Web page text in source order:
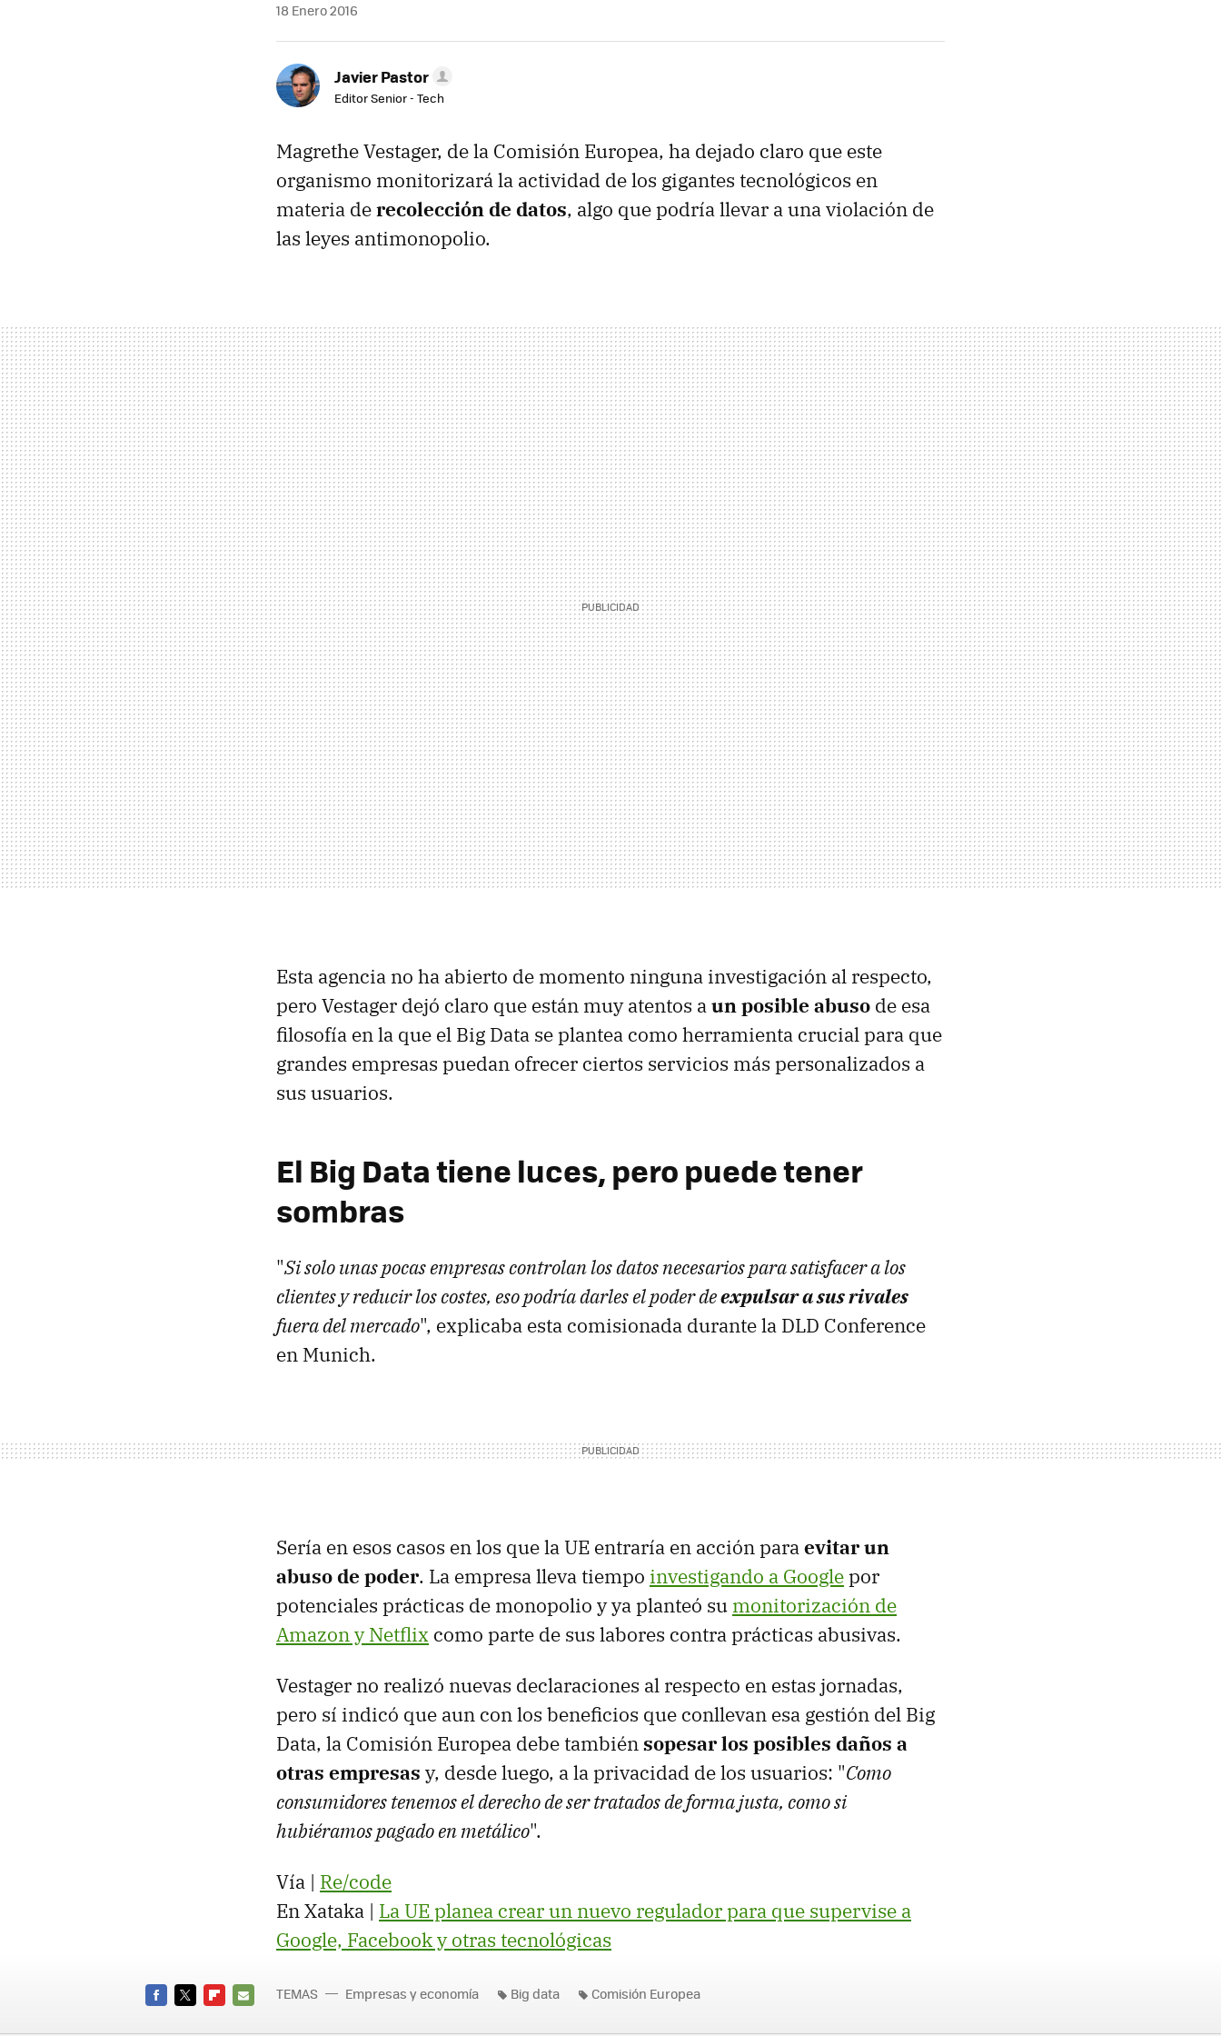
18 Enero 2016
Javier Pastor
Editor Senior - Tech
Magrethe Vestager, de la Comisión Europea, ha dejado claro que este
organismo monitorizará la actividad de los gigantes tecnológicos en
materia derecolección de datos, algo que podría llevar a una violación de
las leyes antimonopolio.
Esta agencia no ha abierto de momento ninguna investigación al respecto,
pero Vestager dejó claro que están muy atentos aun posible abuso de esa
filosofía en la que el Big Data se plantea como herramienta crucial para que
grandes empresas puedan ofrecer ciertos servicios más personalizados a
sus usuarios.
El Big Data tiene luces, pero puede tener
sombras
"Si solo unas pocas empresas controlan los datos necesarios para satisfacer a los
clientes y reducir los costes, eso podría darles el poder deexpulsar a sus rivales
fuera del mercado", explicaba esta comisionada durante la DLD Conference
en Munich.
Sería en esos casos en los que la UE entraría en acción paraevitar un
abuso de poder. La empresa lleva tiempo investigando a Googlepor
potenciales prácticas de monopolio y ya planteó su monitorización de
Amazon y Netflix como parte de sus labores contra prácticas abusivas.
Vestager no realizó nuevas declaraciones al respecto en estas jornadas,
pero sí indicó que aun con los beneficios que conllevan esa gestión del Big
Data, la Comisión Europea debe tambiénsopesar los posibles daños a
otras empresas y, desde luego, a la privacidad de los usuarios: "Como
consumidores tenemos el derecho de ser tratados de forma justa, como si
hubiéramos pagado en metálico".
Vía | Re/code
En Xataka | La UE planea crear un nuevo regulador para que supervise a
Google, Facebook y otras tecnológicas
TEMAS Empresas y economía Big data Comisión Europea